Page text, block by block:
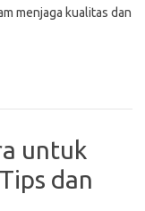
menjaga kualitas dan
untuk
dan